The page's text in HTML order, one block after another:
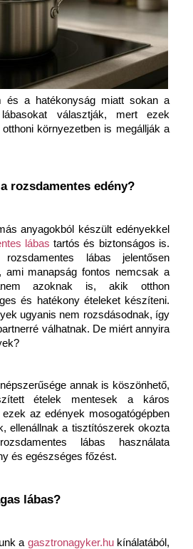
és a hatékonyság miatt sokan a
választják, mert ezek
környezetben is megállják a
rozsdamentes edény?
anyagokból készült edényekkel
lábas tartós és biztonságos is.
lábas jelentősen
ami manapság fontos nemcsak a
azoknak is, akik otthon
és hatékony ételeket készíteni.
ugyanis nem rozsdásodnak, így
válhatnak. De miért annyira
annak is köszönhető,
ételek mentesek a káros
az edények mosogatógépben
ellenállnak a tisztítószerek okozta
lábas használata
és egészséges főzést.
lábas?
a gasztronagyker.hu kínálatából,